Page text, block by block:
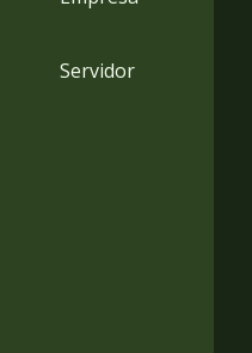
Servidor